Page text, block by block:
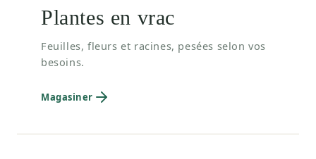
Plantes en vrac
Feuilles, fleurs et racines, pesées selon vos
besoins.
Magasiner